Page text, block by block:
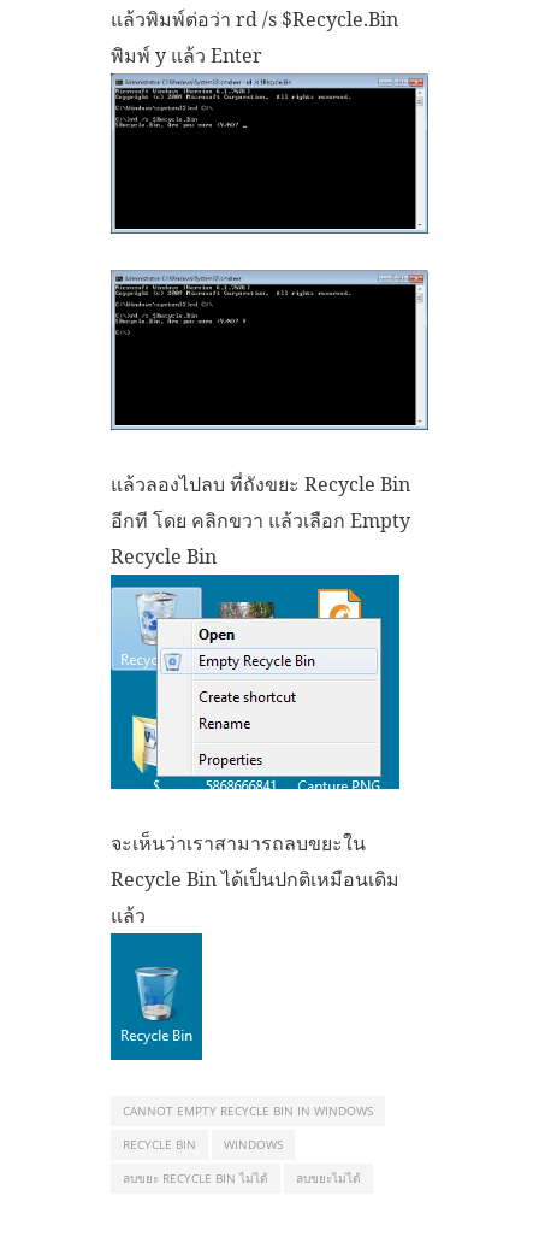
แล้วพิมพ์ต่อว่า rd /s $Recycle.Bin
พิมพ์ y แล้ว Enter
แล้วลองไปลบ ที่ถังขยะ Recycle Bin
อีกที โดย คลิกขวา แล้วเลือก Empty
Recycle Bin
จะเห็นว่าเราสามารถลบขยะใน
Recycle Bin ได้เป็นปกติเหมือนเดิม
แล้ว
CANNOT EMPTY RECYCLE BIN IN WINDOWS
RECYCLE BIN
WINDOWS
ลบขยะ RECYCLE BIN ไม่ได้
ลบขยะไม่ได้